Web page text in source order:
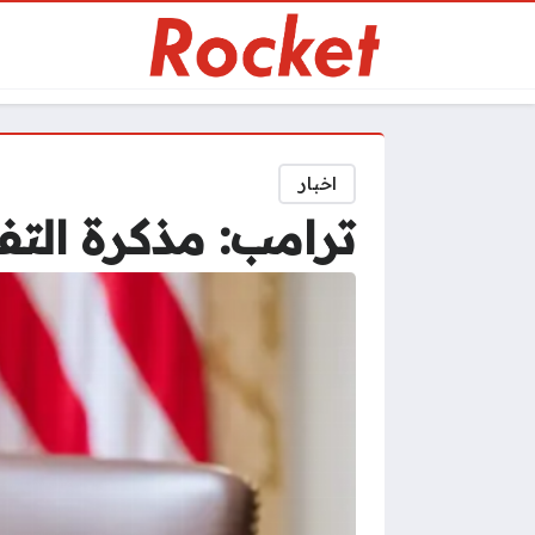
اخبار
ترامب: مذكرة